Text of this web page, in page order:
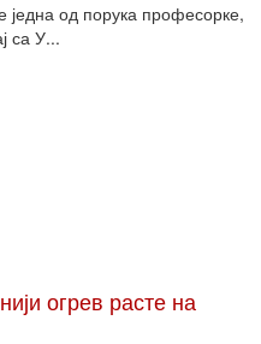
једна од порука професорке,
са У...
огрев расте на